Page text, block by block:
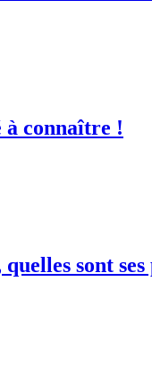
à connaître !
sont